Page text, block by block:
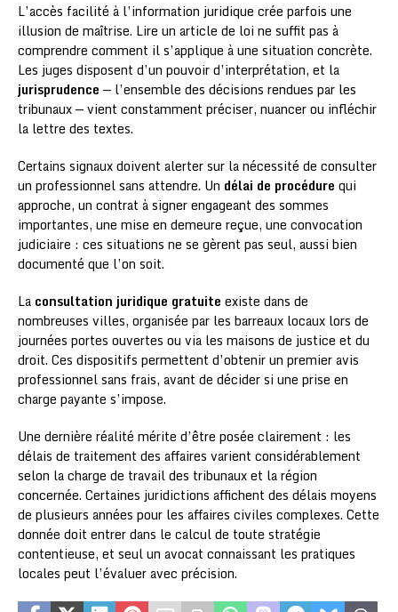
L’accès facilité à l’information juridique crée parfois une
illusion de maîtrise. Lire un article de loi ne suffit pas à
comprendre comment il s’applique à une situation concrète.
Les juges disposent d’un pouvoir d’interprétation, et la
jurisprudence — l’ensemble des décisions rendues par les
tribunaux — vient constamment préciser, nuancer ou infléchir
la lettre des textes.
Certains signaux doivent alerter sur la nécessité de consulter
un professionnel sans attendre. Un délai de procédure qui
approche, un contrat à signer engageant des sommes
importantes, une mise en demeure reçue, une convocation
judiciaire : ces situations ne se gèrent pas seul, aussi bien
documenté que l’on soit.
La consultation juridique gratuite existe dans de
nombreuses villes, organisée par les barreaux locaux lors de
journées portes ouvertes ou via les maisons de justice et du
droit. Ces dispositifs permettent d’obtenir un premier avis
professionnel sans frais, avant de décider si une prise en
charge payante s’impose.
Une dernière réalité mérite d’être posée clairement : les
délais de traitement des affaires varient considérablement
selon la charge de travail des tribunaux et la région
concernée. Certaines juridictions affichent des délais moyens
de plusieurs années pour les affaires civiles complexes. Cette
donnée doit entrer dans le calcul de toute stratégie
contentieuse, et seul un avocat connaissant les pratiques
locales peut l’évaluer avec précision.